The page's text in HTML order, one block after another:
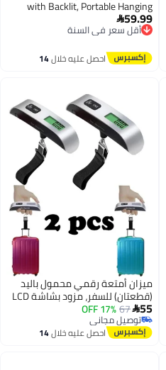
with Backlit, Portable Hanging
Baggage Scale for Travel, 110LB
Suitcase Weight with Scale Lock
59.99
أقل سعر في السنة
توصيل مجاني
احصل عليه خلال14
ميزان أمتعة رقمي محمول باليد
(قطعتان) للسفر، مزود بشاشة LCD
وبسعة قصوى 50 كجم / 110 رطل.It
55
67
17% OFF
توصيل مجاني
توصيل مجانياحصل عليه خلال14
اغسطس